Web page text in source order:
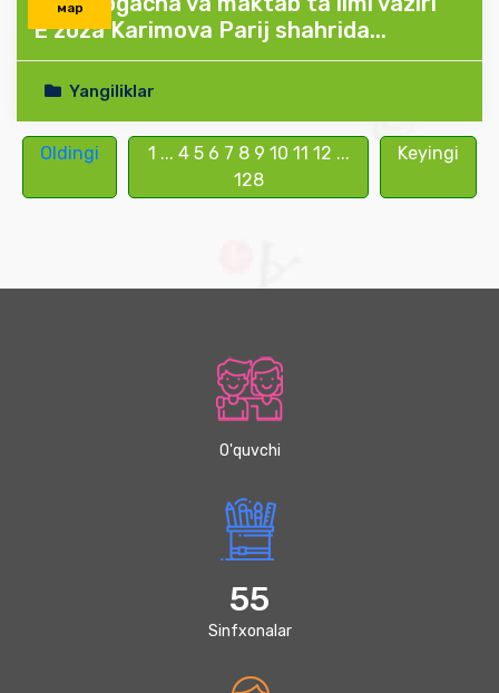
мар
E'zoza Karimova Parij shahrida...
Yangiliklar
Oldingi 1 ... 4 5 6 7 8 9 10 11 12 ...
128
Keyingi
O'quvchi
55
Sinfxonalar